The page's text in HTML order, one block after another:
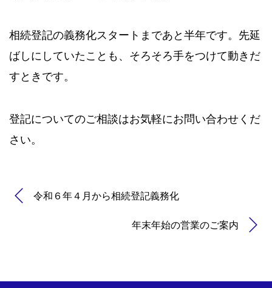
相続登記の義務化スタートまであと半年です。先延
ばしにしていたことも、そろそろ手をつけて動きだ
すときです。
登記についてのご相談はお気軽にお問い合わせくだ
さい。
令和６年４月から相続登記義務化
年末年始の営業のご案内